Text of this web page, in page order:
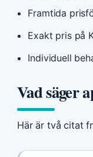
Framtida
Exakt pris på
Individuell
Vad säger
Här är två citat